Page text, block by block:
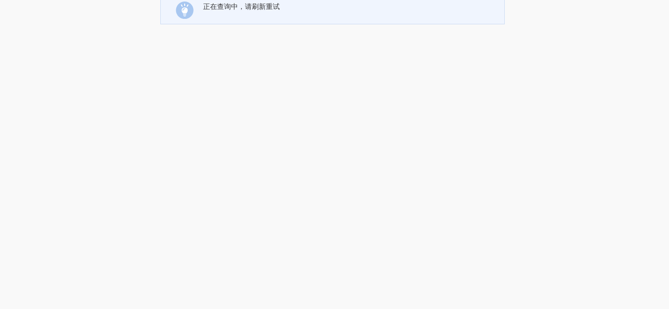
正在查询中，请刷新重试